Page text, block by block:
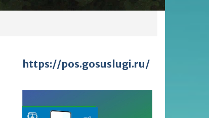
https://pos.gosuslugi.ru/